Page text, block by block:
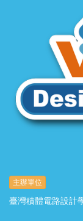
主辦單位
臺灣積體電路設計